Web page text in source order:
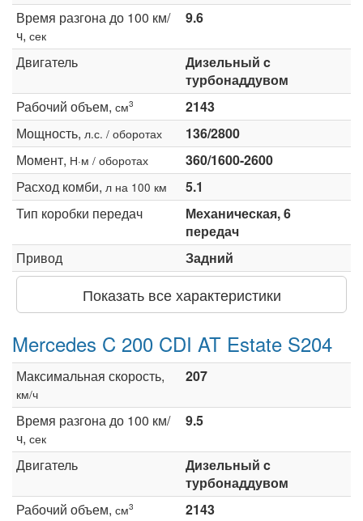
Время разгона до 100 км/
ч, сек
9.6
Двигатель
Дизельный c
турбонаддувом
Рабочий объем, см3
2143
Мощность, л.с. / оборотах
136/2800
Момент, Н·м / оборотах
360/1600-2600
Расход комби, л на 100 км
5.1
Тип коробки передач
Механическая, 6
передач
Привод
Задний
Показать все характеристики
Mercedes C 200 CDI AT Estate S204
Максимальная скорость,
км/ч
207
Время разгона до 100 км/
ч, сек
9.5
Двигатель
Дизельный c
турбонаддувом
Рабочий объем, см3
2143